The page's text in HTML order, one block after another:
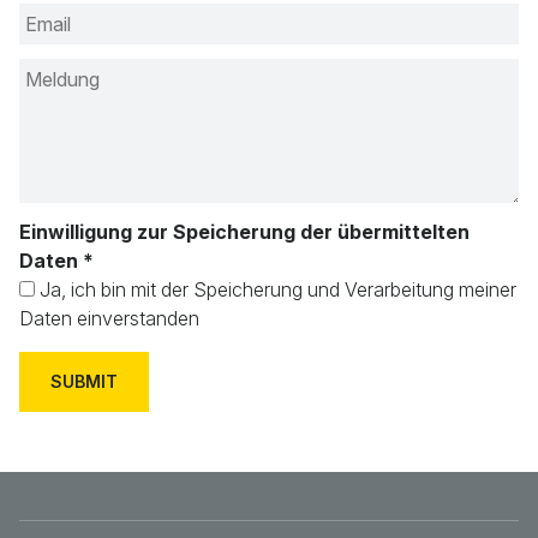
Einwilligung zur Speicherung der übermittelten
Daten *
Ja, ich bin mit der Speicherung und Verarbeitung meiner
Daten einverstanden